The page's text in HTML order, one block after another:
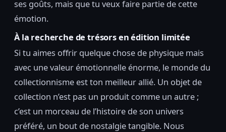
ses goûts, mais que tu veux faire partie de cette
émotion.
À la recherche de trésors en édition limitée
Si tu aimes offrir quelque chose de physique mais
avec une valeur émotionnelle énorme, le monde du
collectionnisme est ton meilleur allié. Un objet de
collection n’est pas un produit comme un autre ;
c’est un morceau de l’histoire de son univers
préféré, un bout de nostalgie tangible. Nous